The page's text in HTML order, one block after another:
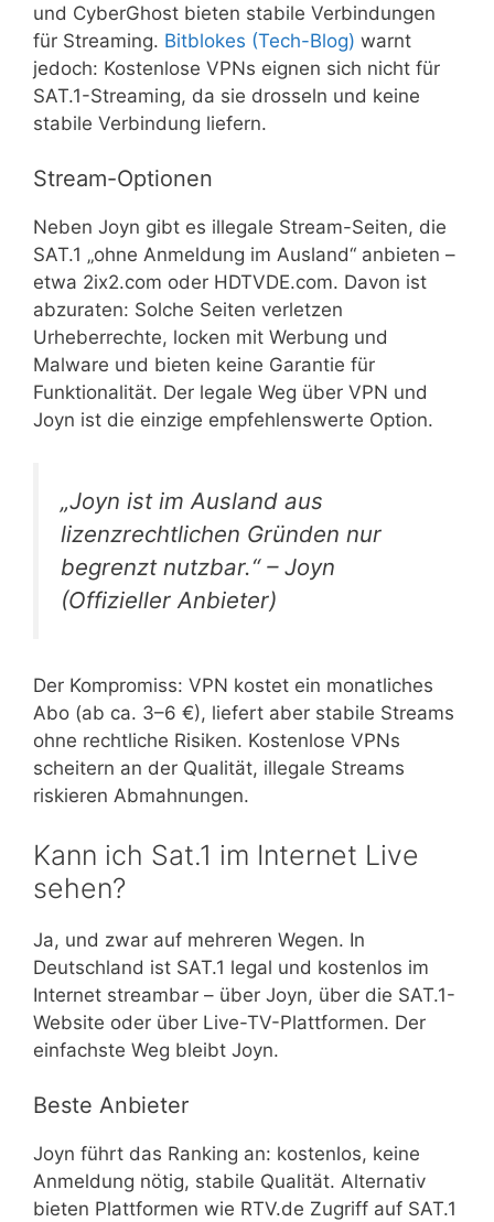
und CyberGhost bieten stabile Verbindungen
für Streaming. Bitblokes (Tech-Blog) warnt
jedoch: Kostenlose VPNs eignen sich nicht für
SAT.1-Streaming, da sie drosseln und keine
stabile Verbindung liefern.
Stream-Optionen
Neben Joyn gibt es illegale Stream-Seiten, die
SAT.1 „ohne Anmeldung im Ausland“ anbieten –
etwa 2ix2.com oder HDTVDE.com. Davon ist
abzuraten: Solche Seiten verletzen
Urheberrechte, locken mit Werbung und
Malware und bieten keine Garantie für
Funktionalität. Der legale Weg über VPN und
Joyn ist die einzige empfehlenswerte Option.
„Joyn ist im Ausland aus
lizenzrechtlichen Gründen nur
begrenzt nutzbar.“ – Joyn
(Offizieller Anbieter)
Der Kompromiss: VPN kostet ein monatliches
Abo (ab ca. 3–6 €), liefert aber stabile Streams
ohne rechtliche Risiken. Kostenlose VPNs
scheitern an der Qualität, illegale Streams
riskieren Abmahnungen.
Kann ich Sat.1 im Internet Live
sehen?
Ja, und zwar auf mehreren Wegen. In
Deutschland ist SAT.1 legal und kostenlos im
Internet streambar – über Joyn, über die SAT.1-
Website oder über Live-TV-Plattformen. Der
einfachste Weg bleibt Joyn.
Beste Anbieter
Joyn führt das Ranking an: kostenlos, keine
Anmeldung nötig, stabile Qualität. Alternativ
bieten Plattformen wie RTV.de Zugriff auf SAT.1